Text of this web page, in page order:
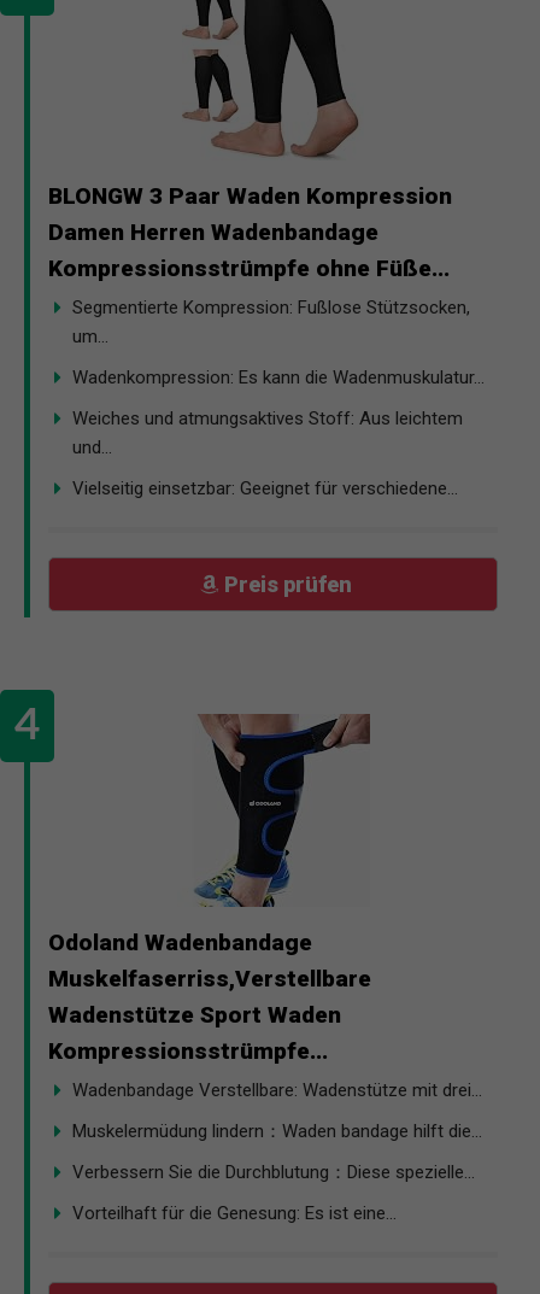
BLONGW 3 Paar Waden Kompression
Damen Herren Wadenbandage
Kompressionsstrümpfe ohne Füße...
Segmentierte Kompression: Fußlose Stützsocken,
um...
Wadenkompression: Es kann die Wadenmuskulatur...
Weiches und atmungsaktives Stoff: Aus leichtem
und...
Vielseitig einsetzbar: Geeignet für verschiedene...
Preis prüfen
Odoland Wadenbandage
Muskelfaserriss,Verstellbare
Wadenstütze Sport Waden
Kompressionsstrümpfe...
Wadenbandage Verstellbare: Wadenstütze mit drei...
Muskelermüdung lindern：Waden bandage hilft die...
Verbessern Sie die Durchblutung：Diese spezielle...
Vorteilhaft für die Genesung: Es ist eine...